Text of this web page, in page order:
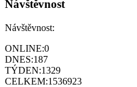
Návštěvnost
Návštěvnost:
ONLINE:0
DNES:187
TÝDEN:1329
CELKEM:1536923